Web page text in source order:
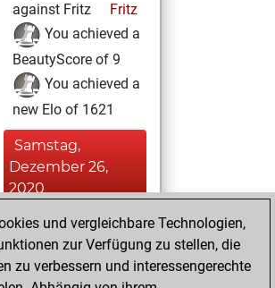
against Fritz
Fritz
You achieved a
BeautyScore of 9
You achieved a
new Elo of 1621
Samstag,
Dezember 26,
2020
You played 1
slow games
Play
und vergleichbare Technologien,
zur Verfügung zu stellen, die
zu verbessern und interessengerechte